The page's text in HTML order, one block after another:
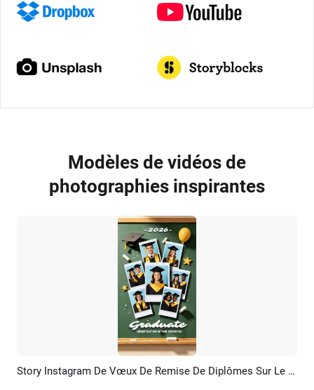
Modèles de vidéos de
photographies inspirantes
Aperçu Créer IA Story Instagram De Vœux De Remise De Diplômes Sur Le Campus Universitaire